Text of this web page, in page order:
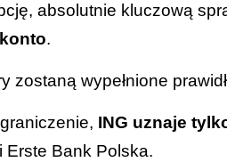
absolutnie kluczową
.
zostaną wypełnione
ING uznaje
Erste Bank Polska.